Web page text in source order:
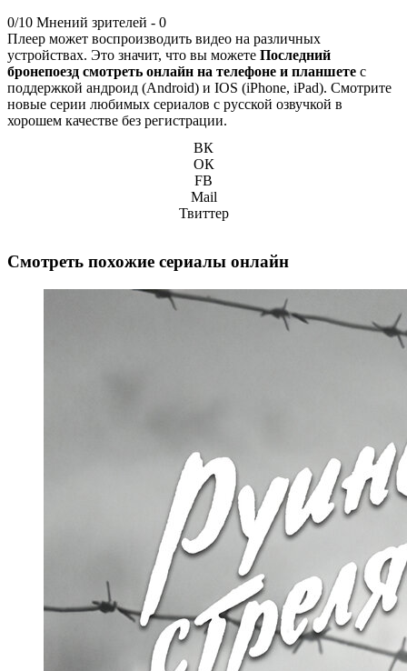
0/10 Мнений зрителей - 0
Плеер может воспроизводить видео на различных
устройствах. Это значит, что вы можете Последний
бронепоезд смотреть онлайн на телефоне и планшете с
поддержкой андроид (Android) и IOS (iPhone, iPad). Смотрите
новые серии любимых сериалов с русской озвучкой в
хорошем качестве без регистрации.
ВК
ОК
FB
Mail
Твиттер
Смотреть похожие сериалы онлайн